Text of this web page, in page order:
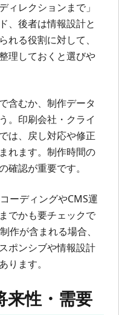
ィレクションまで」
、後者は情報設計と
れる役割に対して、
理しておくと選びや
含むか、制作データ
。印刷会社・クライ
は、戻し対応や修正
れます。制作時間の
確認が重要です。
ーディングやCMS運
でかも要チェックで
作が含まれる場合、
ポンシブや情報設計
ります。
性・需要